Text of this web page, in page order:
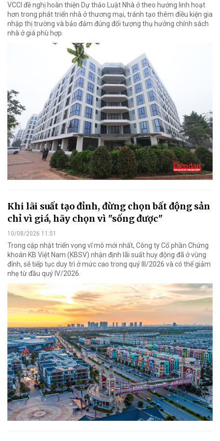
VCCI đề nghị hoàn thiện Dự thảo Luật Nhà ở theo hướng linh hoạt
hơn trong phát triển nhà ở thương mại, tránh tạo thêm điều kiện gia
nhập thị trường và bảo đảm đúng đối tượng thụ hưởng chính sách
nhà ở giá phù hợp.
Khi lãi suất tạo đỉnh, đừng chọn bất động sản
chỉ vì giá, hãy chọn vì "sống được"
10/08/2026 11:51
Trong cập nhật triển vọng vĩ mô mới nhất, Công ty Cổ phần Chứng
khoán KB Việt Nam (KBSV) nhận định lãi suất huy động đã ở vùng
đỉnh, sẽ tiếp tục duy trì ở mức cao trong quý III/2026 và có thể giảm
nhẹ từ đầu quý IV/2026.